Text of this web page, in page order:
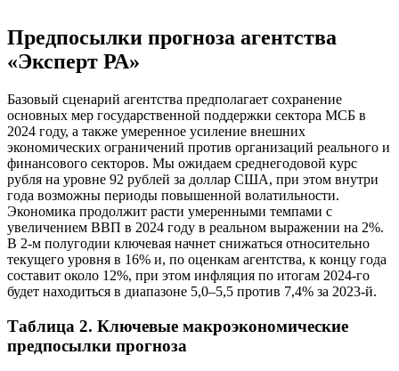
Предпосылки прогноза агентства
«Эксперт РА»
Базовый сценарий агентства предполагает сохранение
основных мер государственной поддержки сектора МСБ в
2024 году, а также умеренное усиление внешних
экономических ограничений против организаций реального и
финансового секторов. Мы ожидаем среднегодовой курс
рубля на уровне 92 рублей за доллар США, при этом внутри
года возможны периоды повышенной волатильности.
Экономика продолжит расти умеренными темпами с
увеличением ВВП в 2024 году в реальном выражении на 2%.
В 2-м полугодии ключевая начнет снижаться относительно
текущего уровня в 16% и, по оценкам агентства, к концу года
составит около 12%, при этом инфляция по итогам 2024-го
будет находиться в диапазоне 5,0–5,5 против 7,4% за 2023-й.
Таблица 2. Ключевые макроэкономические
предпосылки прогноза